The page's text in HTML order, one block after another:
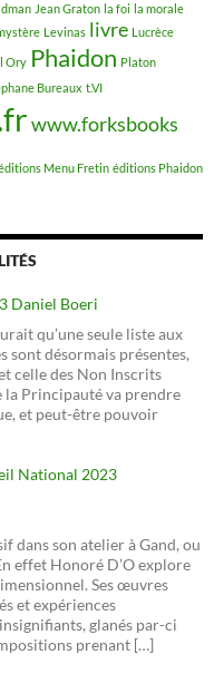
Jean Graton la foi la morale
Levinas livre Lucrèce
Ory Phaidon Platon
Bureaux t.VI
www.forksbooks
Menu Fretin éditions Phaidon
Daniel Boeri
qu’une seule liste aux
sont désormais présentes,
celle des Non Inscrits
la Principauté va prendre
et peut-être pouvoir
National 2023
dans son atelier à Gand, ou
effet Honoré D’O explore
Ses œuvres
et expériences
glanés par-ci
prenant […]